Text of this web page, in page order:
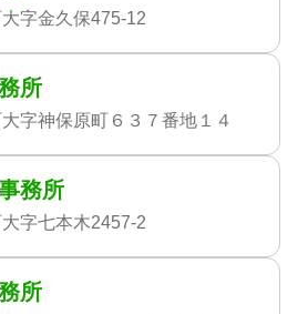
字金久保475-12
所
字神保原町６３７番地１４
務所
字七本木2457-2
所